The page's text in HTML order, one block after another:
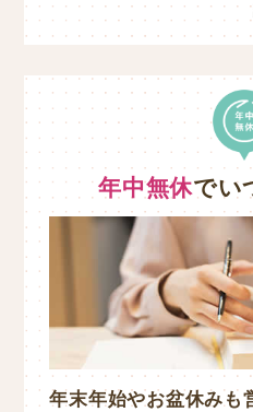
年中無休でい
年末年始やお盆休みも